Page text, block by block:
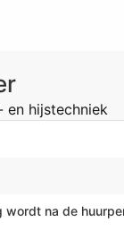
en hijstechniek
wordt na de